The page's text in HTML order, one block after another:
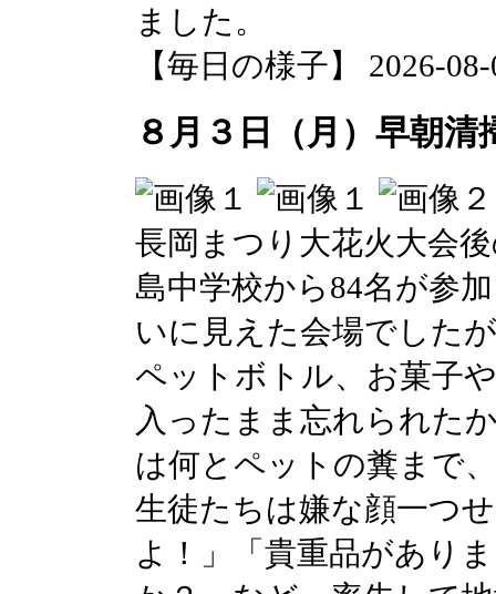
ました。
【毎日の様子】 2026-
８月３日（月）早朝
長岡まつり大花火大会
島中学校から84名が参
いに見えた会場でした
ペットボトル、お菓子
入ったまま忘れられた
は何とペットの糞まで
生徒たちは嫌な顔一つ
よ！」「貴重品があり